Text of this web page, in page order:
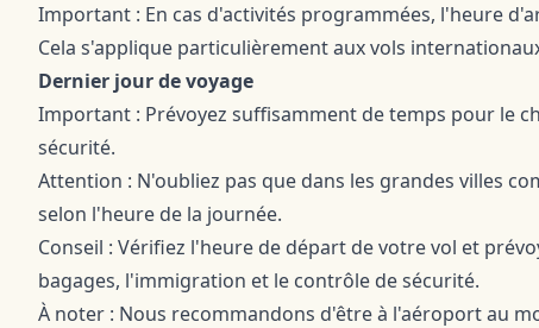
Important : En cas d'activités programmées, l'heure
Cela s'applique particulièrement aux vols
Dernier jour de voyage
Important : Prévoyez suffisamment de temps pour le
sécurité.
Attention : N'oubliez pas que dans les grandes villes
selon l'heure de la journée.
Conseil : Vérifiez l'heure de départ de votre vol et
bagages, l'immigration et le contrôle de sécurité.
À noter : Nous recommandons d'être à l'aéroport au